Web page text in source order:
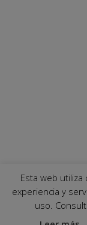
Esta web
experiencia y
uso.